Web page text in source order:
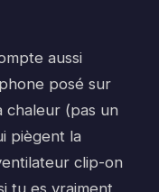
aussi
posé sur
chaleur (pas un
piègent la
clip-on